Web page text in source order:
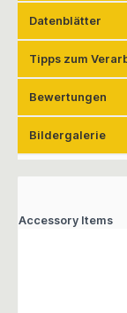
Datenblätter
Tipps zum
Bewertungen
Bildergalerie
Accessory Items